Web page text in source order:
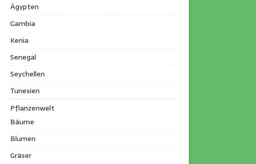
Ägypten
Gambia
Kenia
Senegal
Seychellen
Tunesien
Pflanzenwelt
Bäume
Blumen
Gräser